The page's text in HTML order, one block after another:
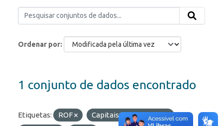
Ordenar por
1 conjunto de dados encontrado
Etiquetas: ROF
Capitais Estrangeiros